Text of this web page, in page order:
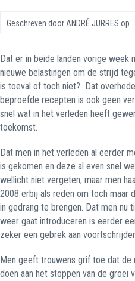
Geschreven door ANDRÉ JURRES op
Dat er in beide landen vorige week
nieuwe belastingen om de strijd
is toeval of toch niet? Dat
beproefde recepten is ook geen
snel wat in het verleden heeft
toekomst.
Dat men in het verleden al eerder
is gekomen en deze al even snel
wellicht niet vergeten, maar men
2008 erbij als reden om toch maar
in gedrang te brengen. Dat men nu
weer gaat introduceren is eerder
zeker een gebrek aan
Men geeft trouwens grif toe dat de
doen aan het stoppen van de groei